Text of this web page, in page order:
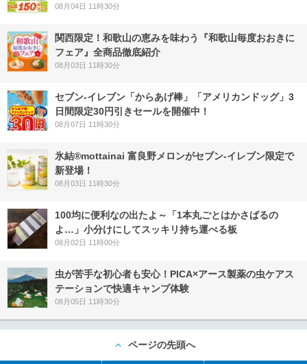
08月04日 11時30分
関西限定！和歌山の恵みを味わう『和歌山毎度おおきに
フェア』全商品徹底紹介
08月03日 11時30分
セブン‐イレブン「からあげ棒」「アメリカンドッグ」3
日間限定30円引きセールを開催中！
08月07日 11時30分
氷結®mottainai 富良野メロンがセブン‐イレブン限定で
新登場！
08月03日 11時30分
100均に便利なの出たよ～「1本丸ごとはかさばるの
よ…」小分けにしてスッキリ持ち運べる板
08月02日 11時00分
虫が苦手な初心者も安心！PICA×アース製薬の虫ケアス
テーションで快適キャンプ体験
08月05日 11時30分
ページの先頭へ